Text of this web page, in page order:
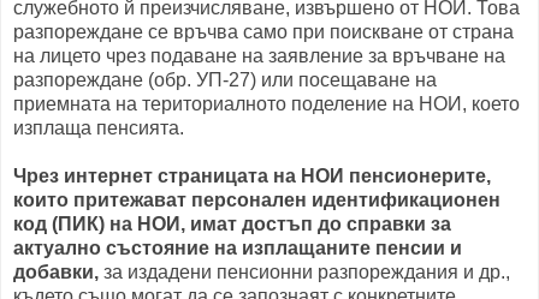
служебното й преизчисляване, извършено от НОИ. Това
разпореждане се връчва само при поискване от страна
на лицето чрез подаване на заявление за връчване на
разпореждане (обр. УП-27) или посещаване на
приемната на териториалното поделение на НОИ, което
изплаща пенсията.
Чрез интернет страницата на НОИ пенсионерите,
които притежават персонален идентификационен
код (ПИК) на НОИ, имат достъп до справки за
актуално състояние на изплащаните пенсии и
добавки, за издадени пенсионни разпореждания и др.,